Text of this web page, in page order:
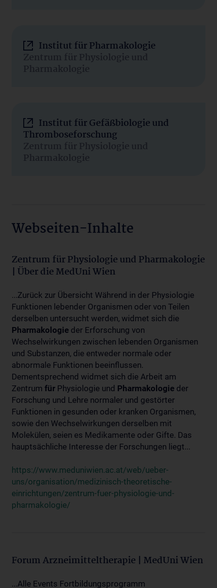
Institut für Pharmakologie
Zentrum für Physiologie und
Pharmakologie
Institut für Gefäßbiologie und
Thromboseforschung
Zentrum für Physiologie und
Pharmakologie
Webseiten-Inhalte
Zentrum für Physiologie und Pharmakologie
| Über die MedUni Wien
...Zurück zur Übersicht Während in der Physiologie
Funktionen lebender Organismen oder von Teilen
derselben untersucht werden, widmet sich die
Pharmakologie der Erforschung von
Wechselwirkungen zwischen lebenden Organismen
und Substanzen, die entweder normale oder
abnormale Funktionen beeinflussen.
Dementsprechend widmet sich die Arbeit am
Zentrum für Physiologie und Pharmakologie der
Forschung und Lehre normaler und gestörter
Funktionen in gesunden oder kranken Organismen,
sowie den Wechselwirkungen derselben mit
Molekülen, seien es Medikamente oder Gifte. Das
hauptsächliche Interesse der Forschungen liegt...
https://www.meduniwien.ac.at/web/ueber-
uns/organisation/medizinisch-theoretische-
einrichtungen/zentrum-fuer-physiologie-und-
pharmakologie/
Forum Arzneimitteltherapie | MedUni Wien
...Alle Events Fortbildungsprogramm